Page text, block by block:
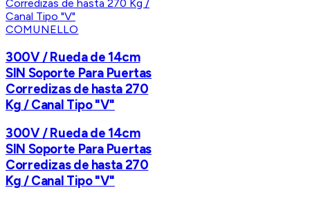
COMUNELLO
300V / Rueda de 14cm
SIN Soporte Para Puertas
Corredizas de hasta 270
Kg / Canal Tipo "V"
300V / Rueda de 14cm
SIN Soporte Para Puertas
Corredizas de hasta 270
Kg / Canal Tipo "V"